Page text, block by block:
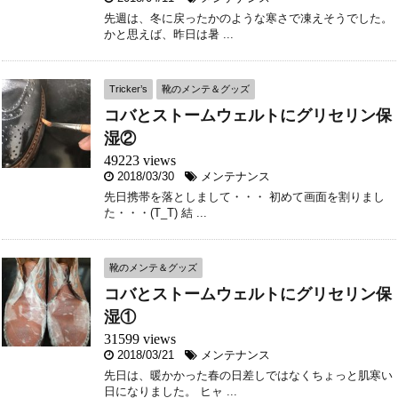
先週は、冬に戻ったかのような寒さで凍えそうでした。
かと思えば、昨日は暑 ...
Tricker’s 靴のメンテ＆グッズ
コバとストームウェルトにグリセリン保
湿②
49223 views
2018/03/30
メンテナンス
先日携帯を落としまして・・・ 初めて画面を割りまし
た・・・(T_T) 結 ...
靴のメンテ＆グッズ
コバとストームウェルトにグリセリン保
湿①
31599 views
2018/03/21
メンテナンス
先日は、暖かかった春の日差しではなくちょっと肌寒い
日になりました。 ヒャ ...